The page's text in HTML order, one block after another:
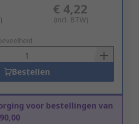
€ 4,22
(incl. BTW)
Bestellen
voor bestellingen van